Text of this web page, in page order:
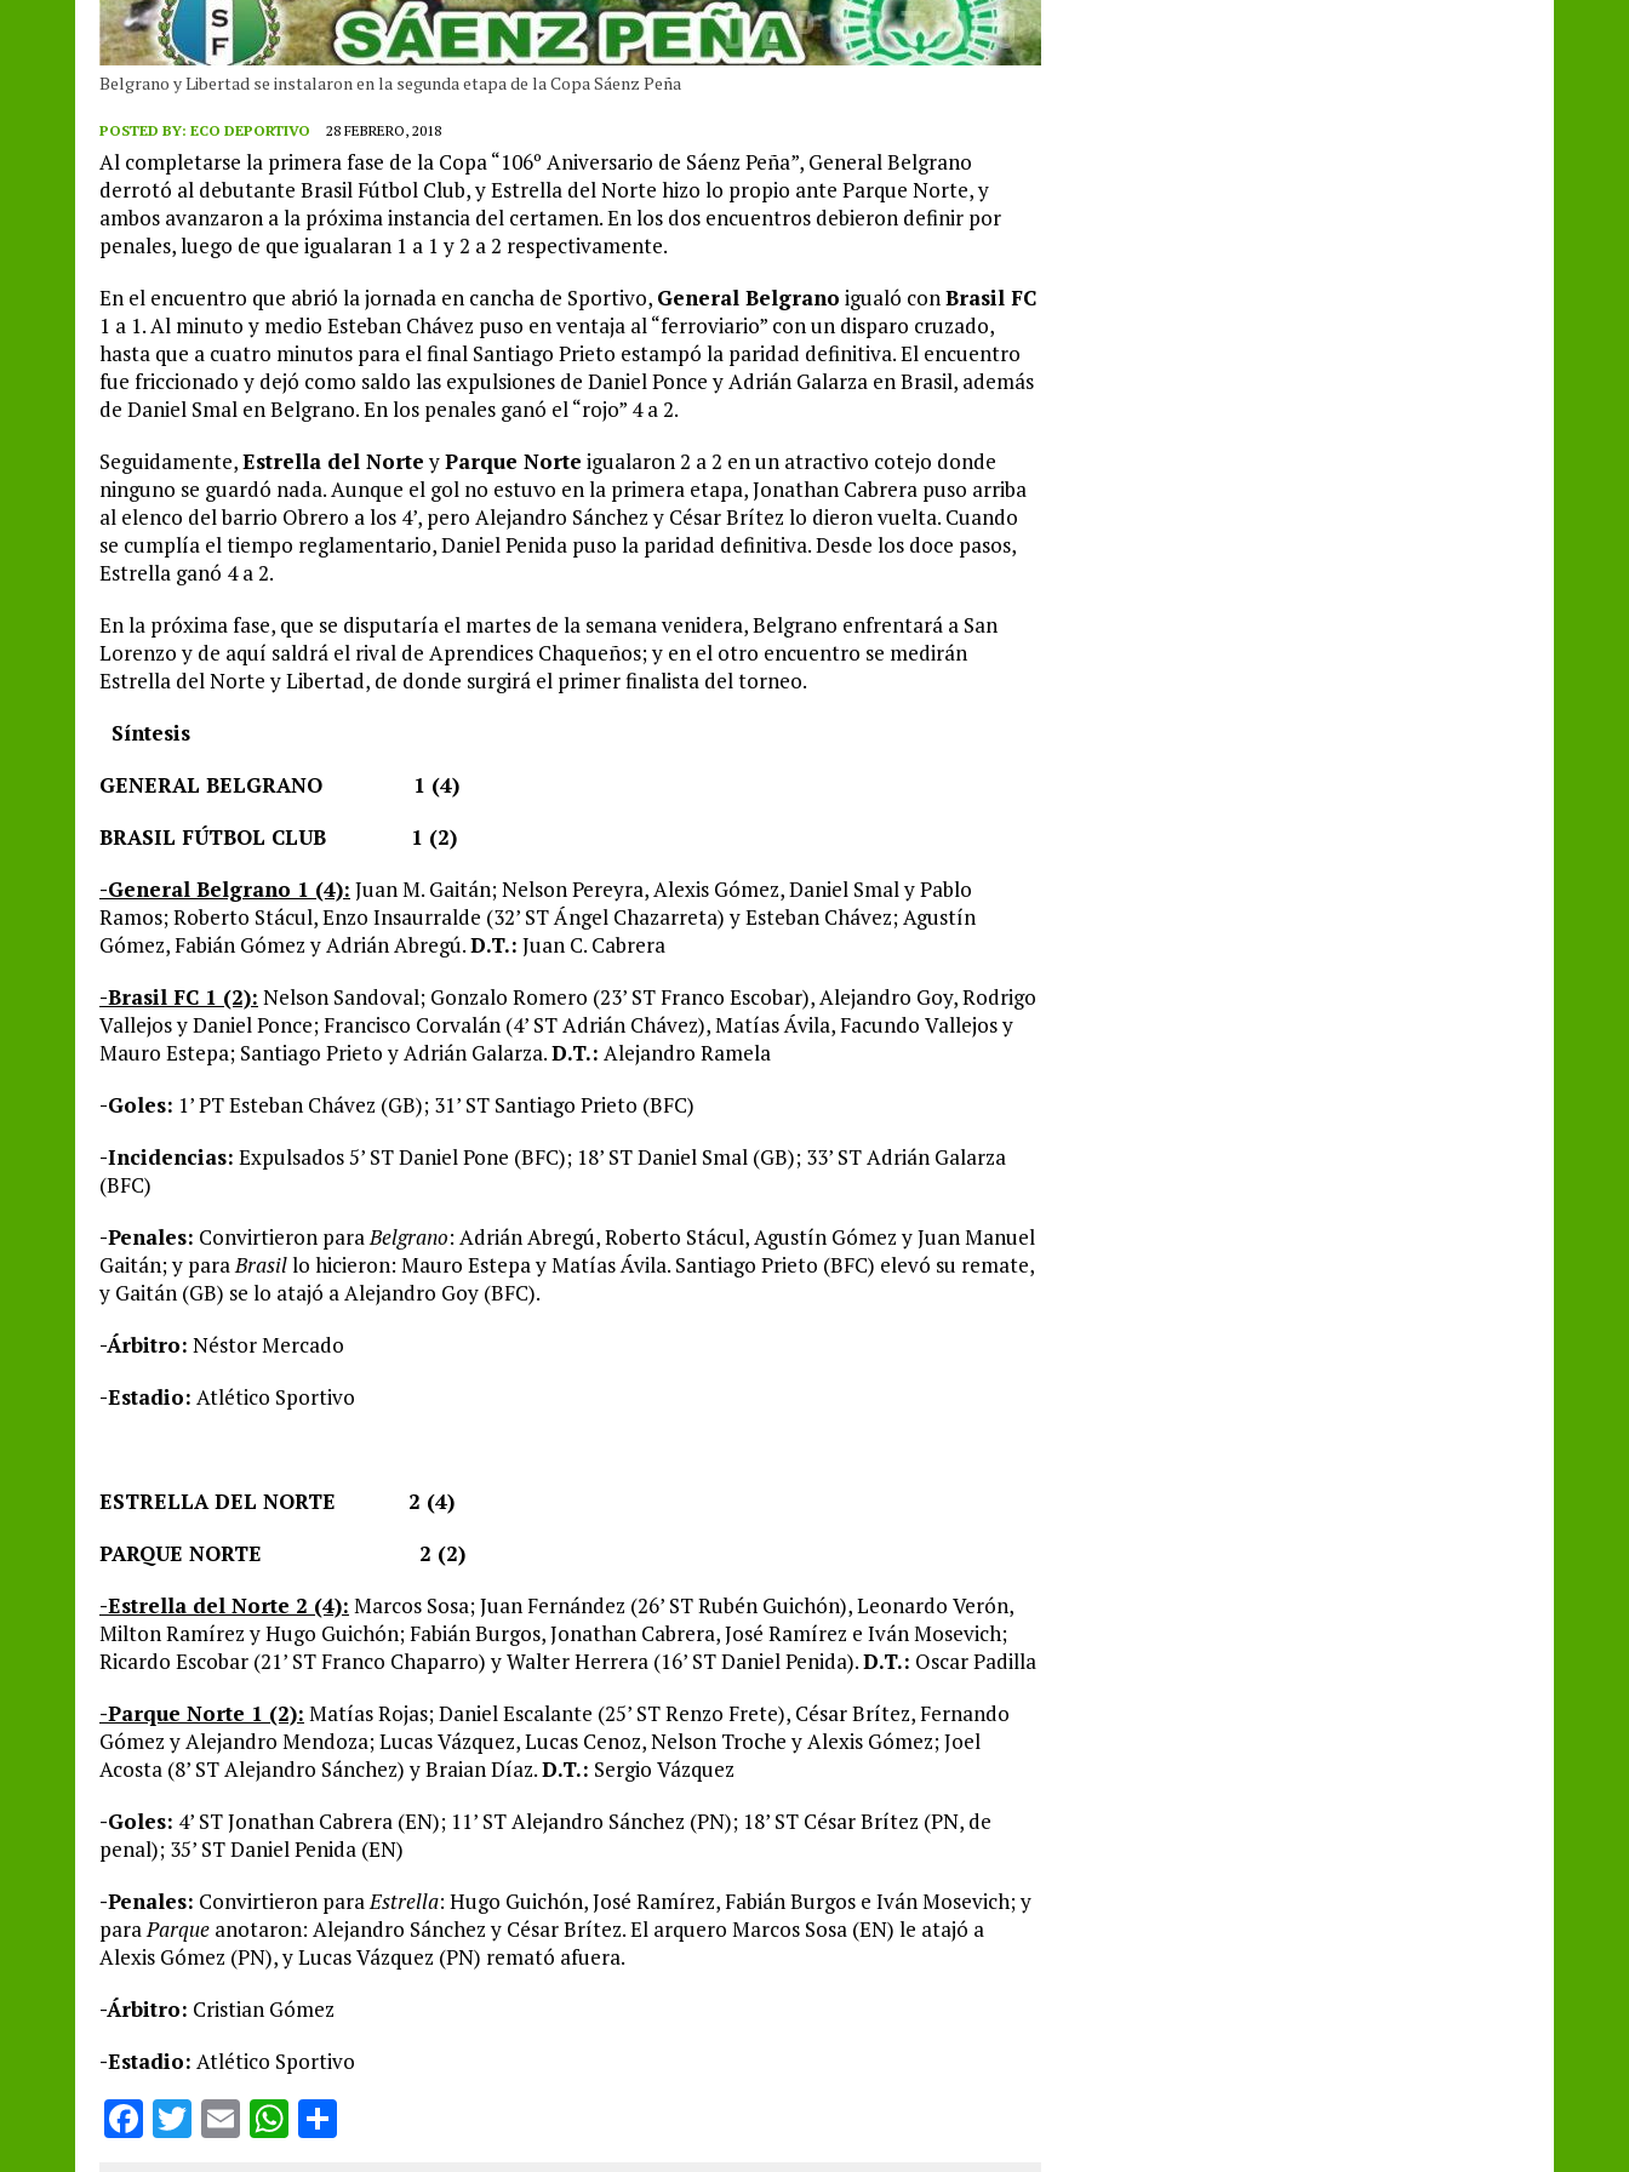
Belgrano y Libertad se instalaron en la segunda etapa de la Copa Sáenz Peña
POSTED BY: ECO DEPORTIVO 28 FEBRERO, 2018
Al completarse la primera fase de la Copa “106º Aniversario de Sáenz Peña”, General Belgrano
derrotó al debutante Brasil Fútbol Club, y Estrella del Norte hizo lo propio ante Parque Norte, y
ambos avanzaron a la próxima instancia del certamen. En los dos encuentros debieron definir por
penales, luego de que igualaran 1 a 1 y 2 a 2 respectivamente.
En el encuentro que abrió la jornada en cancha de Sportivo, General Belgrano igualó conBrasil FC
1 a 1. Al minuto y medio Esteban Chávez puso en ventaja al “ferroviario” con un disparo cruzado,
hasta que a cuatro minutos para el final Santiago Prieto estampó la paridad definitiva. El encuentro
fue friccionado y dejó como saldo las expulsiones de Daniel Ponce y Adrián Galarza en Brasil, además
de Daniel Smal en Belgrano. En los penales ganó el “rojo” 4 a 2.
Seguidamente,Estrella del NorteyParque Norte igualaron 2 a 2 en un atractivo cotejo donde
ninguno se guardó nada. Aunque el gol no estuvo en la primera etapa, Jonathan Cabrera puso arriba
al elenco del barrio Obrero a los 4’, pero Alejandro Sánchez y César Brítez lo dieron vuelta. Cuando
se cumplía el tiempo reglamentario, Daniel Penida puso la paridad definitiva. Desde los doce pasos,
Estrella ganó 4 a 2.
En la próxima fase, que se disputaría el martes de la semana venidera, Belgrano enfrentará a San
Lorenzo y de aquí saldrá el rival de Aprendices Chaqueños; y en el otro encuentro se medirán
Estrella del Norte y Libertad, de donde surgirá el primer finalista del torneo.
Síntesis
GENERAL BELGRANO 1 (4)
BRASIL FÚTBOL CLUB 1 (2)
-General Belgrano 1 (4): Juan M. Gaitán; Nelson Pereyra, Alexis Gómez, Daniel Smal y Pablo
Ramos; Roberto Stácul, Enzo Insaurralde (32’ ST Ángel Chazarreta) y Esteban Chávez; Agustín
Gómez, Fabián Gómez y Adrián Abregú.D.T.: Juan C. Cabrera
-Brasil FC 1 (2): Nelson Sandoval; Gonzalo Romero (23’ ST Franco Escobar), Alejandro Goy, Rodrigo
Vallejos y Daniel Ponce; Francisco Corvalán (4’ ST Adrián Chávez), Matías Ávila, Facundo Vallejos y
Mauro Estepa; Santiago Prieto y Adrián Galarza.D.T.: Alejandro Ramela
-Goles: 1’ PT Esteban Chávez (GB); 31’ ST Santiago Prieto (BFC)
-Incidencias: Expulsados 5’ ST Daniel Pone (BFC); 18’ ST Daniel Smal (GB); 33’ ST Adrián Galarza
(BFC)
-Penales: Convirtieron paraBelgrano: Adrián Abregú, Roberto Stácul, Agustín Gómez y Juan Manuel
Gaitán; y paraBrasillo hicieron: Mauro Estepa y Matías Ávila. Santiago Prieto (BFC) elevó su remate,
y Gaitán (GB) se lo atajó a Alejandro Goy (BFC).
-Árbitro: Néstor Mercado
-Estadio: Atlético Sportivo
ESTRELLA DEL NORTE 2 (4)
PARQUE NORTE 2 (2)
-Estrella del Norte 2 (4): Marcos Sosa; Juan Fernández (26’ ST Rubén Guichón), Leonardo Verón,
Milton Ramírez y Hugo Guichón; Fabián Burgos, Jonathan Cabrera, José Ramírez e Iván Mosevich;
Ricardo Escobar (21’ ST Franco Chaparro) y Walter Herrera (16’ ST Daniel Penida).D.T.: Oscar Padilla
-Parque Norte 1 (2): Matías Rojas; Daniel Escalante (25’ ST Renzo Frete), César Brítez, Fernando
Gómez y Alejandro Mendoza; Lucas Vázquez, Lucas Cenoz, Nelson Troche y Alexis Gómez; Joel
Acosta (8’ ST Alejandro Sánchez) y Braian Díaz.D.T.: Sergio Vázquez
-Goles: 4’ ST Jonathan Cabrera (EN); 11’ ST Alejandro Sánchez (PN); 18’ ST César Brítez (PN, de
penal); 35’ ST Daniel Penida (EN)
-Penales: Convirtieron paraEstrella: Hugo Guichón, José Ramírez, Fabián Burgos e Iván Mosevich; y
paraParque anotaron: Alejandro Sánchez y César Brítez. El arquero Marcos Sosa (EN) le atajó a
Alexis Gómez (PN), y Lucas Vázquez (PN) remató afuera.
-Árbitro: Cristian Gómez
-Estadio: Atlético Sportivo
F T E W